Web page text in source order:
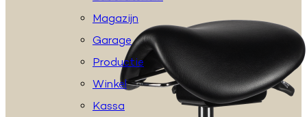
Magazijn
Garage
Productie
Winkel
Kassa